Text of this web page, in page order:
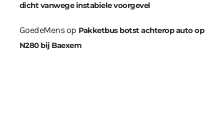
dicht vanwege instabiele voorgevel
GoedeMensop Pakketbus botst achterop auto op
N280 bij Baexem